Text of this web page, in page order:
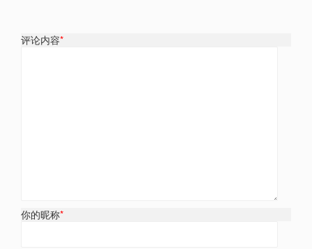
评论内容*
你的昵称*